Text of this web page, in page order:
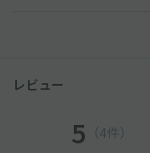
レビュー
5 （4件）